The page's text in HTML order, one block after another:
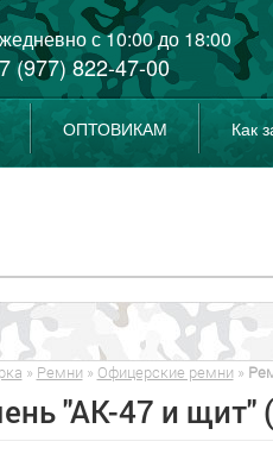
с 10:00 до 18:00
(977) 822-47-00
ОПТОВИКАМ Как
» Ремни » Офицерские ремни »
"АК-47 и щит"